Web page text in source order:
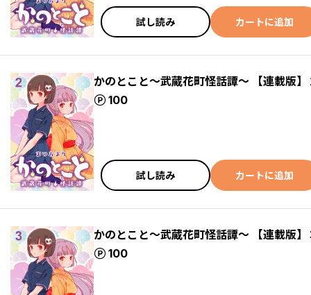
試し読み カートに追加
かのとこと～武蔵花町怪話譚～ 【連載版】
100
ポイント
試し読み カートに追加
かのとこと～武蔵花町怪話譚～ 【連載版】
100
ポイント